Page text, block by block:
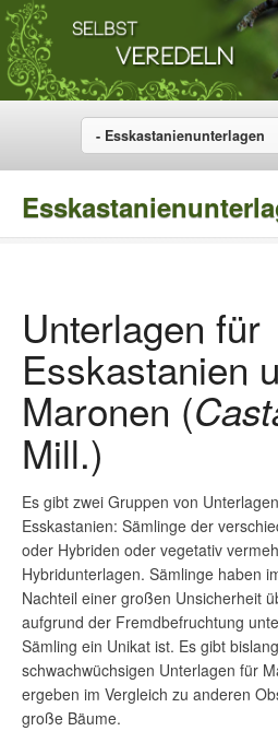
- Esskastanienunterlagen
Unterlagen für
Esskastanien
Maronen (
Mill.)
Es gibt zwei Gruppen von
Esskastanien: Sämlinge der
oder Hybriden oder vegetativ
Hybridunterlagen. Sämlinge haben
Nachteil einer großen Unsicherheit
aufgrund der Fremdbefruchtung
Sämling ein Unikat ist. Es gibt
schwachwüchsigen Unterlagen für
ergeben im Vergleich zu anderen
große Bäume.